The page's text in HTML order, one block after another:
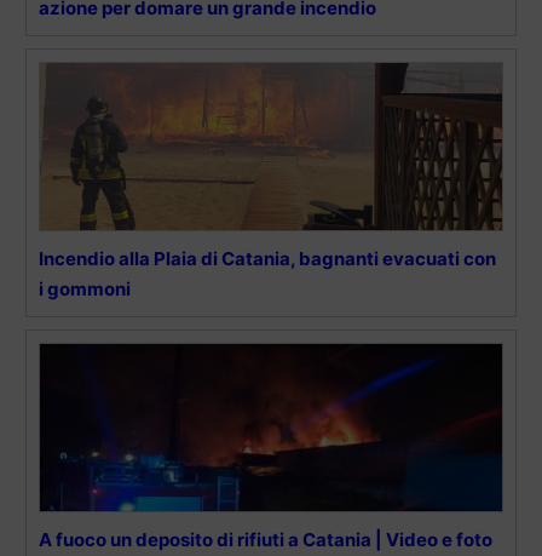
azione per domare un grande incendio
Incendio alla Plaia di Catania, bagnanti evacuati con
i gommoni
A fuoco un deposito di rifiuti a Catania | Video e foto